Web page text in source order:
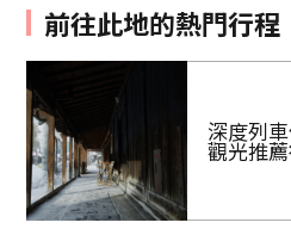
前往此地的熱門行程
深度列
觀光推